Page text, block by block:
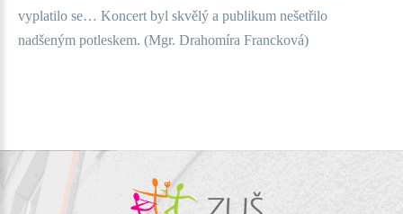
vyplatilo se… Koncert byl skvělý a publikum nešetřilo
nadšeným potleskem. (Mgr. Drahomíra Francková)